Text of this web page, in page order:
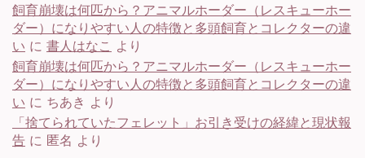
飼育崩壊は何匹から？アニマルホーダー（レスキューホー
ダー）になりやすい人の特徴と多頭飼育とコレクターの違
い に 書人はなこ より
飼育崩壊は何匹から？アニマルホーダー（レスキューホー
ダー）になりやすい人の特徴と多頭飼育とコレクターの違
い に ちあき より
「捨てられていたフェレット」お引き受けの経緯と現状報
告 に 匿名 より